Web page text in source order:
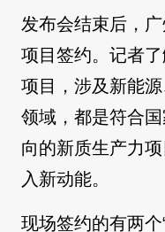
发布会结束后，
项目签约。记者
项目，涉及新能
领域，都是符合
向的新质生产力
入新动能。
现场签约的有两